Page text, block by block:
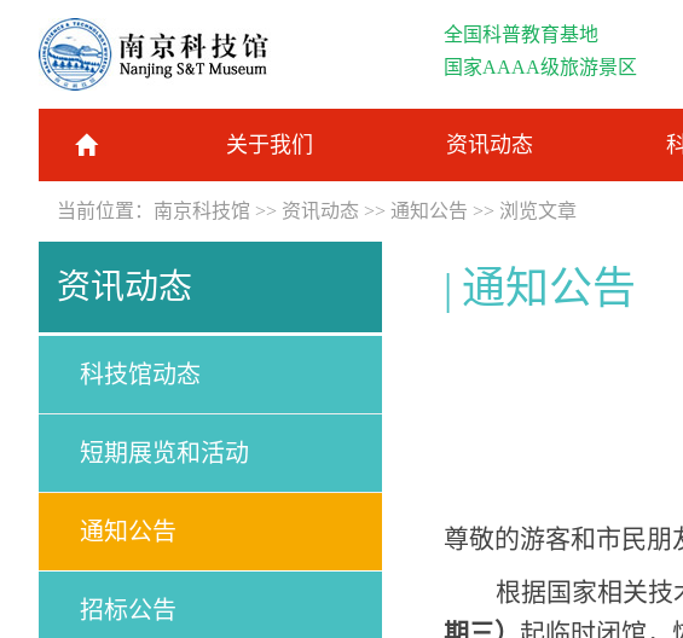
全国科普教育基地
国家AAAA级旅游景区
关于我们 资讯动态
当前位置： 南京科技馆 >> 资讯动态 >> 通知公告 >> 浏览文章
资讯动态
科技馆动态
短期展览和活动
通知公告
招标公告
通知公告
尊敬的游客和市民朋
根据国家相关技